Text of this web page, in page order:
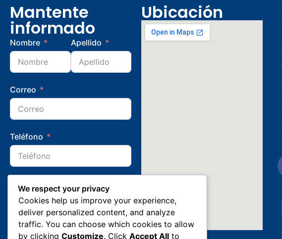
Mantente
informado
Nombre Apellido
Correo
Teléfono
Ciudad de Procedencia
Ubicación
We respect your privacy
Cookies help us improve your experience,
deliver personalized content, and analyze
traffic. You can choose which cookies to allow
by clicking Customize. Click Accept All to